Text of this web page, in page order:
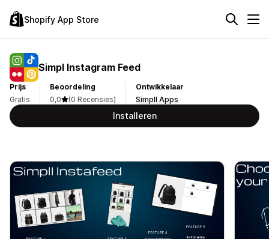
Shopify App Store
Simpl Instagram Feed
Prijs
Gratis
Beoordeling
0,0
(0 Recensies)
Ontwikkelaar
Simpll Apps
Installeren